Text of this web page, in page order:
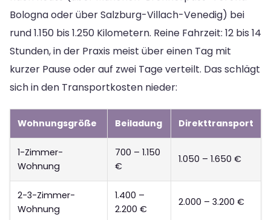
Bologna oder über Salzburg-Villach-Venedig) bei
rund 1.150 bis 1.250 Kilometern. Reine Fahrzeit: 12 bis 14
Stunden, in der Praxis meist über einen Tag mit
kurzer Pause oder auf zwei Tage verteilt. Das schlägt
sich in den Transportkosten nieder:
Wohnungsgröße Beiladung Direkttransport
1-Zimmer-
Wohnung
700 – 1.150
€
1.050 – 1.650 €
2-3-Zimmer-
Wohnung
1.400 –
2.200 €
2.000 – 3.200 €